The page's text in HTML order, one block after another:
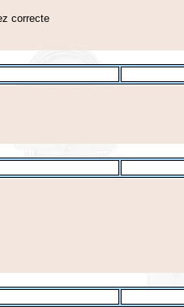
correcte